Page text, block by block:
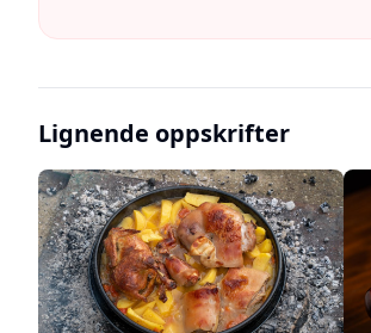
Lignende oppskrifter